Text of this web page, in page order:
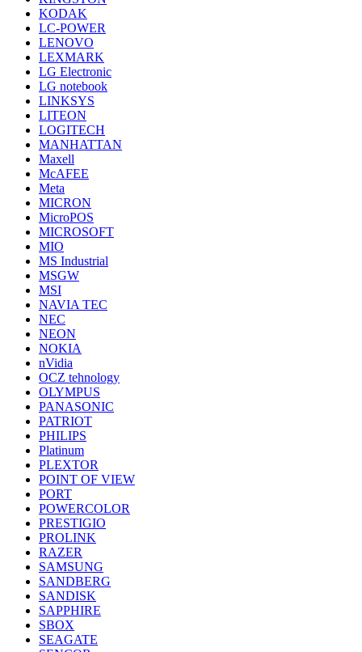
KODAK
LC-POWER
LENOVO
LEXMARK
LG Electronic
LG notebook
LINKSYS
LITEON
LOGITECH
MANHATTAN
Maxell
McAFEE
Meta
MICRON
MicroPOS
MICROSOFT
MIO
MS Industrial
MSGW
MSI
NAVIA TEC
NEC
NEON
NOKIA
nVidia
OCZ tehnology
OLYMPUS
PANASONIC
PATRIOT
PHILIPS
Platinum
PLEXTOR
POINT OF VIEW
PORT
POWERCOLOR
PRESTIGIO
PROLINK
RAZER
SAMSUNG
SANDBERG
SANDISK
SAPPHIRE
SBOX
SEAGATE